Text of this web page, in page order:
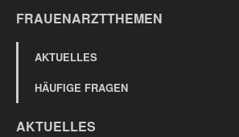
FRAUENARZTTHEMEN
AKTUELLES
HÄUFIGE FRAGEN
AKTUELLES